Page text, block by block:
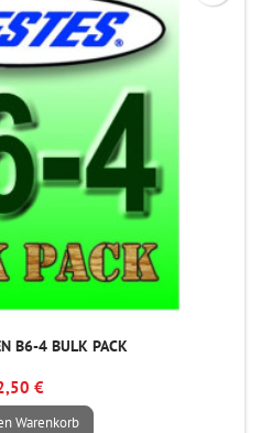
B6-4 BULK PACK
€
Warenkorb